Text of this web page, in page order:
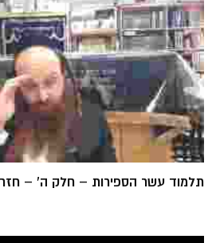
תלמוד עשר הספירות – חלק ה' –